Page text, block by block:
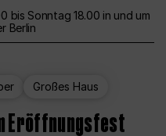
bis Sonntag 18.00 in und um
Berlin
Großes Haus
Eröffnungsfest